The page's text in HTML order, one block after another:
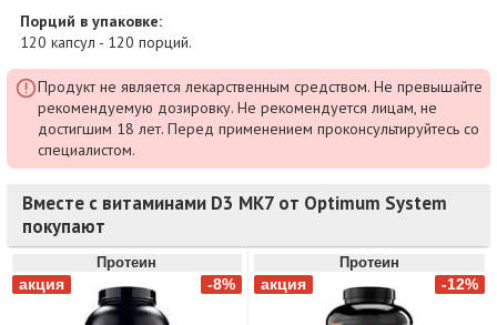
Порций в упаковке:
120 капсул - 120 порций.
Продукт не является лекарственным средством. Не превышайте
рекомендуемую дозировку. Не рекомендуется лицам, не
достигшим 18 лет. Перед применением проконсультируйтесь со
специалистом.
Вместе с витаминами D3 МК7 от Optimum System
покупают
Протеин Протеин